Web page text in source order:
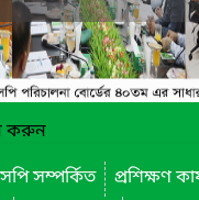
করুন
সম্পর্কিত
প্রশিক্ষণ